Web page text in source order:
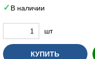
В наличии
шт
КУПИТЬ